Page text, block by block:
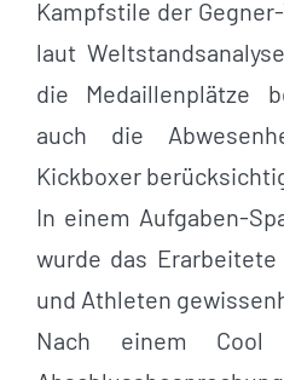
Kampfstile der
laut
die Medaillenplätze
auch die
Kickboxer
In einem Aufgaben-
wurde das
und Athleten
Nach einem